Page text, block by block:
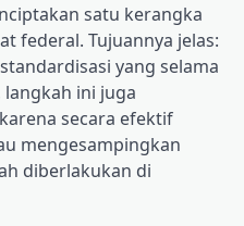
satu kerangka
federal. Tujuannya jelas:
yang selama
ini juga
secara efektif
mengesampingkan
diberlakukan di